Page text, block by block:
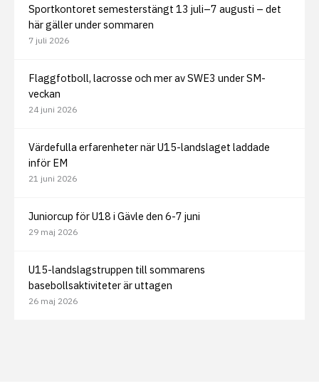
Sportkontoret semesterstängt 13 juli–7 augusti – det
här gäller under sommaren
7 juli 2026
Flaggfotboll, lacrosse och mer av SWE3 under SM-
veckan
24 juni 2026
Värdefulla erfarenheter när U15-landslaget laddade
inför EM
21 juni 2026
Juniorcup för U18 i Gävle den 6-7 juni
29 maj 2026
U15-landslagstruppen till sommarens
basebollsaktiviteter är uttagen
26 maj 2026